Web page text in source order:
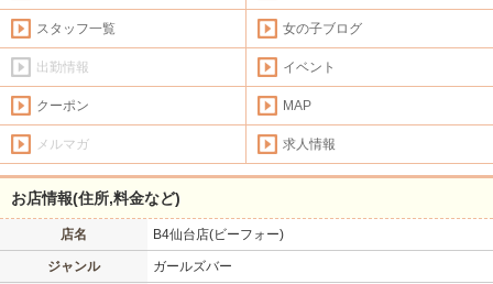
スタッフ一覧 女の子ブログ
出勤情報 イベント
クーポン MAP
メルマガ 求人情報
お店情報(住所,料金など)
店名 B4仙台店(ビーフォー)
ジャンル ガールズバー